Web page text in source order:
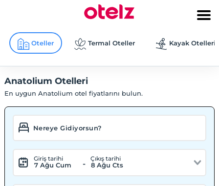
Oteller Termal Oteller Kayak Otelleri
Anatolium Otelleri
En uygun Anatolium otel fiyatlarını bulun.
Giriş tarihi
7 Ağu Cum -
Çıkış tarihi
8 Ağu Cts